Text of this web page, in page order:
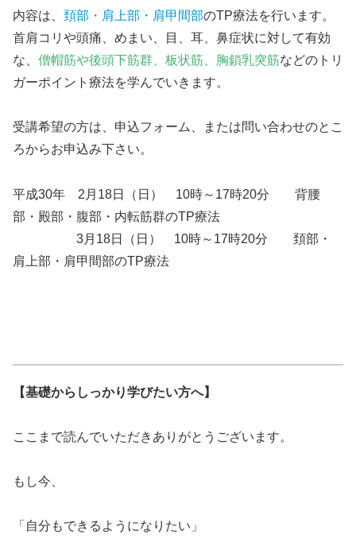
内容は、 頚部・肩上部・肩甲間部のTP療法を行います。
首肩コリや頭痛、めまい、目、耳、鼻症状に対して有効
な、 僧帽筋や後頭下筋群、板状筋、胸鎖乳突筋などのトリ
ガーポイント療法を学んでいきます。
受講希望の方は、申込フォーム、または問い合わせのとこ
ろからお申込み下さい。
平成30年 2月18日（日） 10時～17時20分 背腰
部・殿部・腹部・内転筋群のTP療法
3月18日（日） 10時～17時20分 頚部・
肩上部・肩甲間部のTP療法
【基礎からしっかり学びたい方へ】
ここまで読んでいただきありがとうございます。
もし今、
「自分もできるようになりたい」